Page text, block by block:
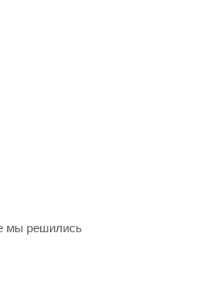
мы решились